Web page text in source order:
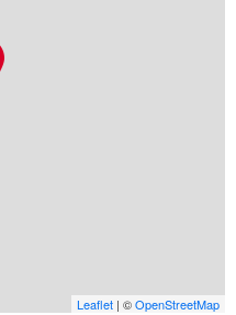
Leaflet | ©OpenStreetMap